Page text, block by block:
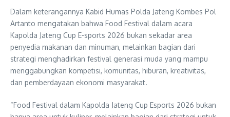
Dalam keterangannya Kabid Humas Polda Jateng Kombes Pol
Artanto mengatakan bahwa Food Festival dalam acara
Kapolda Jateng Cup E-sports 2026 bukan sekadar area
penyedia makanan dan minuman, melainkan bagian dari
strategi menghadirkan festival generasi muda yang mampu
menggabungkan kompetisi, komunitas, hiburan, kreativitas,
dan pemberdayaan ekonomi masyarakat.
“Food Festival dalam Kapolda Jateng Cup Esports 2026 bukan